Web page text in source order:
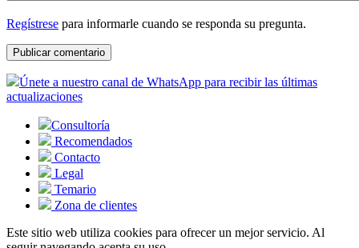
Regístrese para informarle cuando se responda su pregunta.
Únete a nuestro canal de WhatsApp para recibir las últimas
actualizaciones
Consultoría
Recomendados
Contacto
Legal
Temario
Zona de clientes
Este sitio web utiliza cookies para ofrecer un mejor servicio. Al